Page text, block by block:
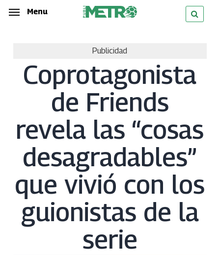
Skip
Menu
Publicidad
Coprotagonista
de Friends
revela las “cosas
desagradables”
que vivió con los
guionistas de la
serie
Menu